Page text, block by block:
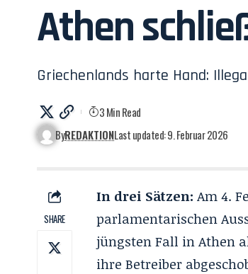
Athen
Griechenlands harte Hand:
ByREDAKTIONLast updated: 9. Februar 2026
3 Min Read
SHARE
In drei Sätzen: Am 4.
parlamentarischen
jüngsten Fall in Athen
ihre Betreiber